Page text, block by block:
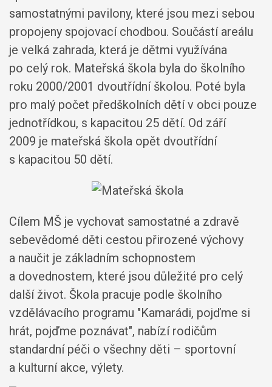
samostatnými pavilony, které jsou mezi sebou
propojeny spojovací chodbou. Součástí areálu
je velká zahrada, která je dětmi využívána
po celý rok. Mateřská škola byla do školního
roku 2000/2001 dvoutřídní školou. Poté byla
pro malý počet předškolních dětí v obci pouze
jednotřídkou, s kapacitou 25 dětí. Od září
2009 je mateřská škola opět dvoutřídní
s kapacitou 50 dětí.
Cílem MŠ je vychovat samostatné a zdravě
sebevědomé děti cestou přirozené výchovy
a naučit je základním schopnostem
a dovednostem, které jsou důležité pro celý
další život. Škola pracuje podle školního
vzdělávacího programu "Kamarádi, pojďme si
hrát, pojďme poznávat", nabízí rodičům
standardní péči o všechny děti – sportovní
a kulturní akce, výlety.